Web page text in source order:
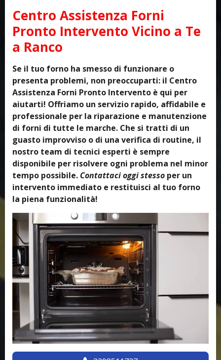
Centro Assistenza Forni
Pronto Intervento Vicino a Te
a Ranco
Se il tuo forno ha smesso di funzionare o
presenta problemi, non preoccuparti: il Centro
Assistenza Forni Pronto Intervento è qui per
aiutarti! Offriamo un servizio rapido, affidabile e
professionale per la riparazione e manutenzione
di forni di tutte le marche. Che si tratti di un
guasto improvviso o di una verifica di routine, il
nostro team di tecnici esperti è sempre
disponibile per risolvere ogni problema nel minor
tempo possibile. Contattaci oggi stesso per un
intervento immediato e restituisci al tuo forno
la piena funzionalità!